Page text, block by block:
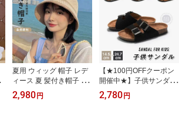
大学生 大人 ビーチ 海水
浴 温泉水着 旅行
屋外温泉 海 プール スイ
ミング ビー 韓国
夏用 ウィッグ 帽子 レデ
ィース 夏 髪付き帽子 物
語 旅行 紫外線対策 自然
日焼け防止 帽子付きウィ
2,980 円
【★100円OFFクーポン
開催中★】子供サンダル
キッズ 厚底サンダル 夏
用 カジュアル シューズ
2,780 円